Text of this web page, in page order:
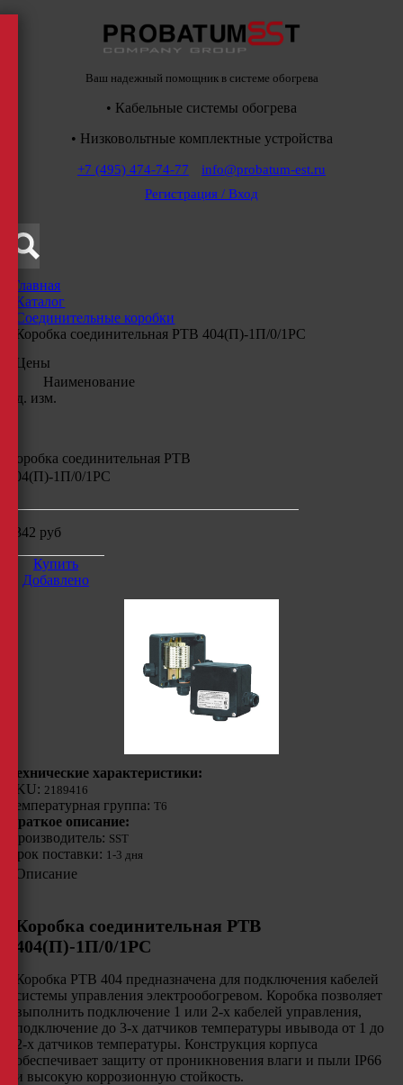
Ваш надежный помощник в системе обогрева
• Кабельные системы обогрева
• Низковольтные комплектные устройства
+7 (495) 474-74-77
info@probatum-est.ru
Регистрация / Вход
Главная
Каталог
Соединительные коробки
Коробка соединительная РТВ 404(П)-1П/0/1РС
Цены
Наименование
Ед. изм.
Коробка соединительная РТВ
404(П)-1П/0/1РС
9342 руб
Купить
Добавлено
Технические характеристики:
SKU: 2189416
Температурная группа: Т6
Краткое описание:
Производитель: SST
Срок поставки: 1-3 дня
Описание
Коробка соединительная РТВ
404(П)-1П/0/1РС
Коробка РТВ 404 предназначена для подключения кабелей
системы управления электрообогревом. Коробка позволяет
выполнить подключение 1 или 2-х кабелей управления,
подключение до 3-х датчиков температуры ивывода от 1 до
2-х датчиков температуры. Конструкция корпуса
обеспечивает защиту от проникновения влаги и пыли IP66
и высокую коррозионную стойкость.